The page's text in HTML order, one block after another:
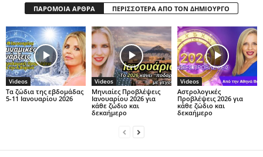
ΠΑΡΟΜΟΙΑ ΑΡΘΡΑ ΠΕΡΙΣΣΟΤΕΡΑ ΑΠΟ ΤΟΝ ΔΗΜΙΟΥΡΓΟ
Videos
Τα ζώδια της εβδομάδας
5-11 Ιανουαρίου 2026
Videos
Μηνιαίες Προβλέψεις
Ιανουαρίου 2026 για
κάθε ζώδιο και
δεκαήμερο
Videos
Αστρολογικές
Προβλέψεις 2026 για
κάθε ζώδιο και
δεκαήμερο